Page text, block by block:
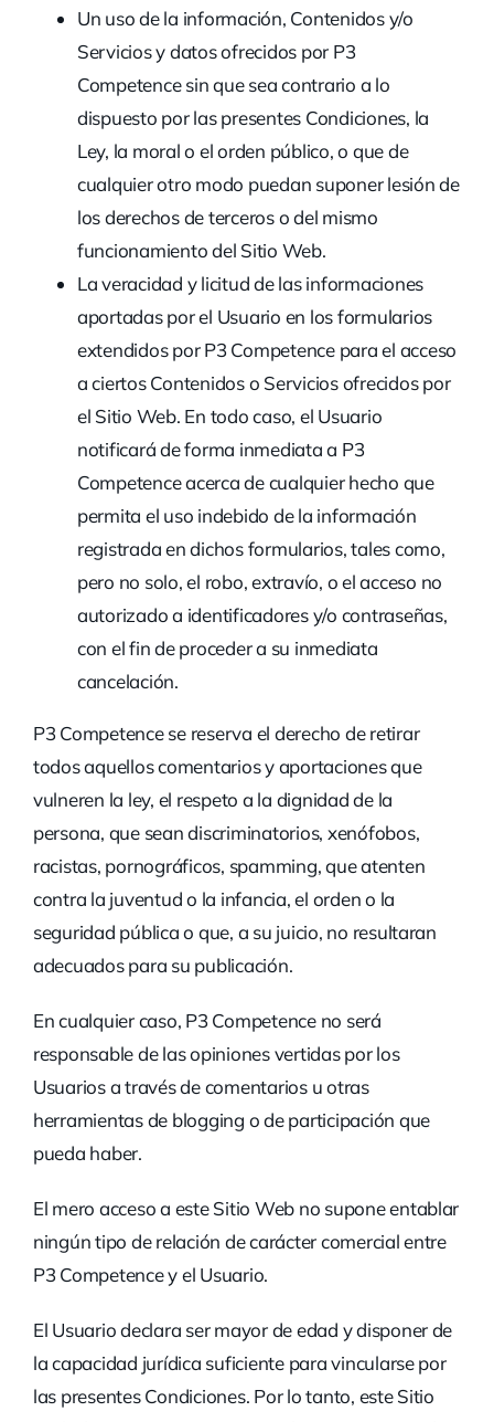
Un uso de la información, Contenidos y/o
Servicios y datos ofrecidos por P3
Competence sin que sea contrario a lo
dispuesto por las presentes Condiciones, la
Ley, la moral o el orden público, o que de
cualquier otro modo puedan suponer lesión de
los derechos de terceros o del mismo
funcionamiento del Sitio Web.
La veracidad y licitud de las informaciones
aportadas por el Usuario en los formularios
extendidos por P3 Competence para el acceso
a ciertos Contenidos o Servicios ofrecidos por
el Sitio Web. En todo caso, el Usuario
notificará de forma inmediata a P3
Competence acerca de cualquier hecho que
permita el uso indebido de la información
registrada en dichos formularios, tales como,
pero no solo, el robo, extravío, o el acceso no
autorizado a identificadores y/o contraseñas,
con el fin de proceder a su inmediata
cancelación.
P3 Competence se reserva el derecho de retirar
todos aquellos comentarios y aportaciones que
vulneren la ley, el respeto a la dignidad de la
persona, que sean discriminatorios, xenófobos,
racistas, pornográficos, spamming, que atenten
contra la juventud o la infancia, el orden o la
seguridad pública o que, a su juicio, no resultaran
adecuados para su publicación.
En cualquier caso, P3 Competence no será
responsable de las opiniones vertidas por los
Usuarios a través de comentarios u otras
herramientas de blogging o de participación que
pueda haber.
El mero acceso a este Sitio Web no supone entablar
ningún tipo de relación de carácter comercial entre
P3 Competence y el Usuario.
El Usuario declara ser mayor de edad y disponer de
la capacidad jurídica suficiente para vincularse por
las presentes Condiciones. Por lo tanto, este Sitio